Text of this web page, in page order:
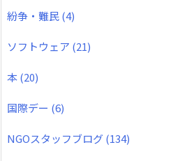
紛争・難民(4)
ソフトウェア (21)
本(20)
国際デー (6)
NGOスタッフブログ(134)